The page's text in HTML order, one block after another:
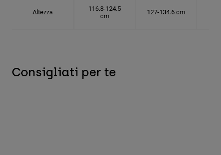
Altezza
116.8-124.5
cm
127-134.6 cm
Consigliati per te